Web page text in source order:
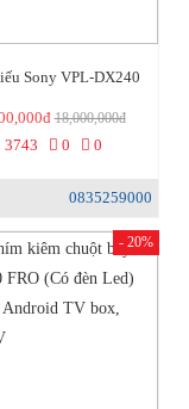
Sony VPL-DX240
18,000,000đ
3743 0 0
0835259000
- 20%